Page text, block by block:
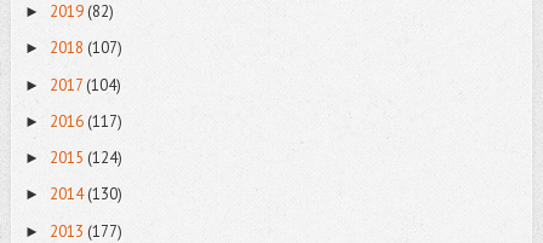
► 2019(82)
► 2018 (107)
► 2017(104)
► 2016 (117)
► 2015 (124)
► 2014(130)
► 2013 (177)